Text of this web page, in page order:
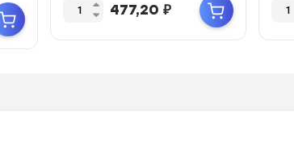
477,20 ₽